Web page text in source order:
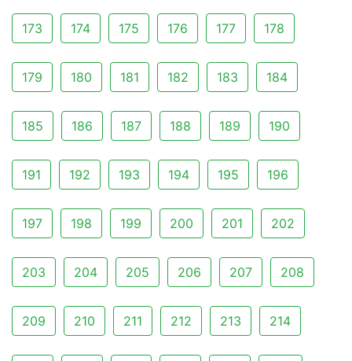
173 174 175 176 177 178
179 180 181 182 183 184
185 186 187 188 189 190
191 192 193 194 195 196
197 198 199 200 201 202
203 204 205 206 207 208
209 210 211 212 213 214